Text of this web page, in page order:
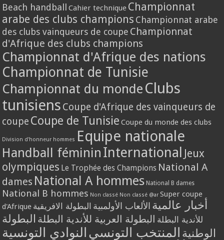
Beach handball Cahier technique Championnat
arabe des clubs champions Championnat arabe
des clubs vainqueurs de coupe Championnat
d'Afrique des clubs champions
Championnat d'Afrique des nations
Championnat de Tunisie
Championnat du monde Clubs
tunisiens Coupe d'Afrique des vainqueurs de
coupe Coupe de Tunisie Coupe du monde des clubs
Division d'honneur hommes Equipe nationale
Handball féminin International Jeux
olympiques Le Trophée des Champions National A
dames National A hommes National B dames
National B hommes Non classé Non classé @ar Super coupe
d'Afrique
أخبار عالمية الألعاب الأولمبية البطولة الافريقية
للأندية البطلة البطولة العربية للأندية البطلة البطولة
الوطنية المنتخب التونسي النوادي التونسية